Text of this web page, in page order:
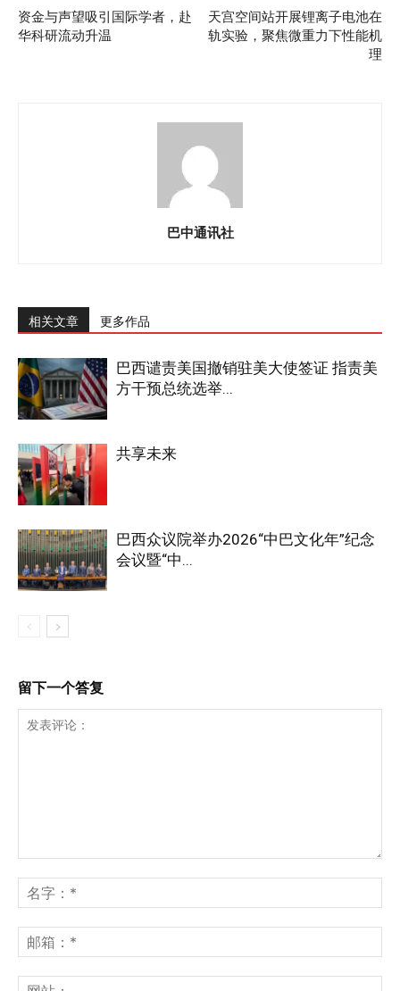
资金与声望吸引国际学者，赴
华科研流动升温
天宫空间站开展锂离子电池在
轨实验，聚焦微重力下性能机
理
巴中通讯社
相关文章 更多作品
巴西谴责美国撤销驻美大使签证 指责美
方干预总统选举...
共享未来
巴西众议院举办2026“中巴文化年”纪念
会议暨“中...
留下一个答复